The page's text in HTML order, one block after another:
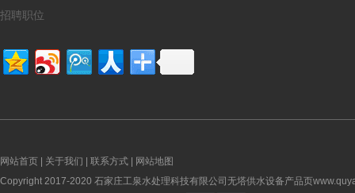
招聘职位
网站首页 关于我们 联系方式
网站地图
Copyright 2017-2020 石家庄工泉水处理科技有限公司无塔供水设备产品页